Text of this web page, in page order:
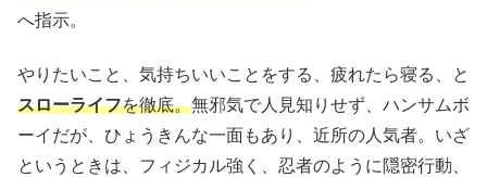
へ指示。
やりたいこと、気持ちいいことをする、疲れたら寝る、と
スローライフを徹底。無邪気で人見知りせず、ハンサムボ
ーイだが、ひょうきんな一面もあり、近所の人気者。いざ
というときは、フィジカル強く、忍者のように隠密行動、